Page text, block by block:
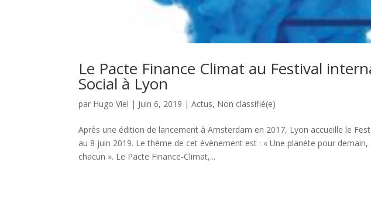
Le Pacte Finance Climat au Festival
Social à Lyon
par Hugo Viel | Juin 6, 2019 |Actus, Non classifié(e)
Après une édition de lancement à Amsterdam en 2017, Lyon accueille le
au 8 juin 2019. Le thème de cet évènement est : « Une planète pour
chacun ». Le Pacte Finance-Climat,...